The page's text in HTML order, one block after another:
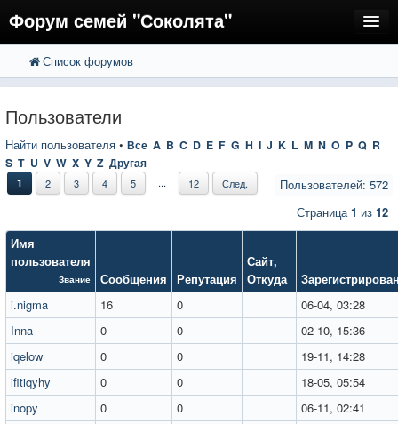
Форум семей "Соколята"
FAQ
Вход
Список форумов
Пользователи
Найти пользователя • Все A B C D E F G H I J K L M N O P Q R
S T U V W X Y Z Другая
Пользователей: 572
1 2 3 4 5 ... 12 След.
Страница1 из 12
Имя
пользователя
Звание Сообщения Репутация
Сайт,
Откуда
i.nigma
16 0
06-04, 03:28
Inna
0 0
02-10, 15:36
iqelow
0 0
19-11, 14:28
ifitiqyhy
0 0
18-05, 05:54
inopy
0 0
06-11, 02:41